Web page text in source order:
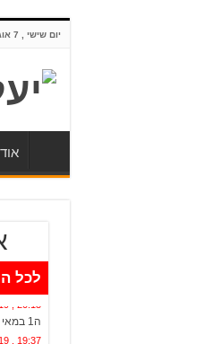
יום שישי , 7 אוגוסט 2026
לכל
ה1 במאי בשבילנו יום השואה השנה, בשביל ה�...
19:37 , 01/05/2019